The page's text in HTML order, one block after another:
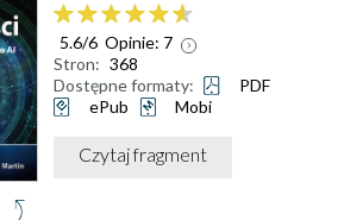
5.6/6 Opinie: 7
Stron: 368
Dostępne formaty:
PDF
ePub
Mobi
Czytaj fragment